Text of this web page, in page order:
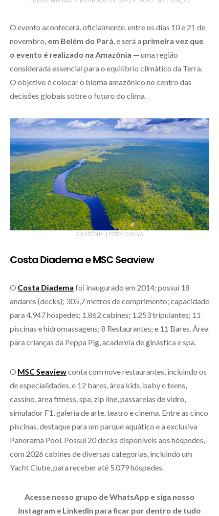
O evento acontecerá, oficialmente, entre os dias 10 e 21 de
novembro , em Belém do Pará , e será a primeira vez que
o evento é realizado na Amazônia — uma região
considerada essencial para o equilíbrio climático da Terra.
O objetivo é colocar o bioma amazônico no centro das
decisões globais sobre o futuro do clima.
AMAZÔNIA | FOTO: CANVA
Costa Diadema e MSC Seaview
O Costa Diadema foi inaugurado em 2014; possui 18
andares (decks); 305,7 metros de comprimento; capacidade
para 4.947 hóspedes; 1.862 cabines; 1.253 tripulantes; 11
piscinas e hidromassagens; 8 Restaurantes; e 11 Bares. Área
para crianças da Peppa Pig, academia de ginástica e spa.
O MSC Seaviewconta com nove restaurantes, incluindo os
de especialidades, e 12 bares, área kids, baby e teens,
cassino, área fitness, spa, zip line, passarelas de vidro,
simulador F1, galeria de arte, teatro e cinema. Entre as cinco
piscinas, destaque para um parque aquático e a exclusiva
Panorama Pool. Possui 20 decks disponíveis aos hóspedes,
com 2026 cabines de diversas categorias, incluindo um
Yacht Clube, para receber até 5.079 hóspedes.
Acesse nosso grupo de WhatsApp e siga nosso
Instagram e LinkedIn para ficar por dentro de tudo